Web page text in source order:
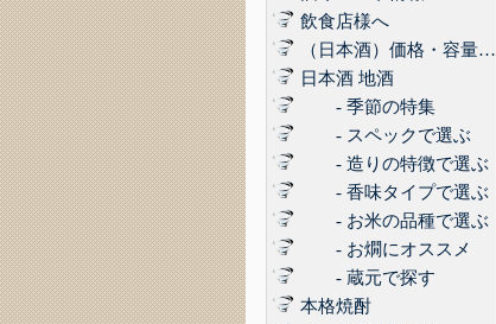
飲食店様へ
（日本酒）価格・容量で選ぶ
日本酒 地酒
- 季節の特集
- スペックで選ぶ
- 造りの特徴で選ぶ
- 香味タイプで選ぶ
- お米の品種で選ぶ
- お燗にオススメ
- 蔵元で探す
本格焼酎